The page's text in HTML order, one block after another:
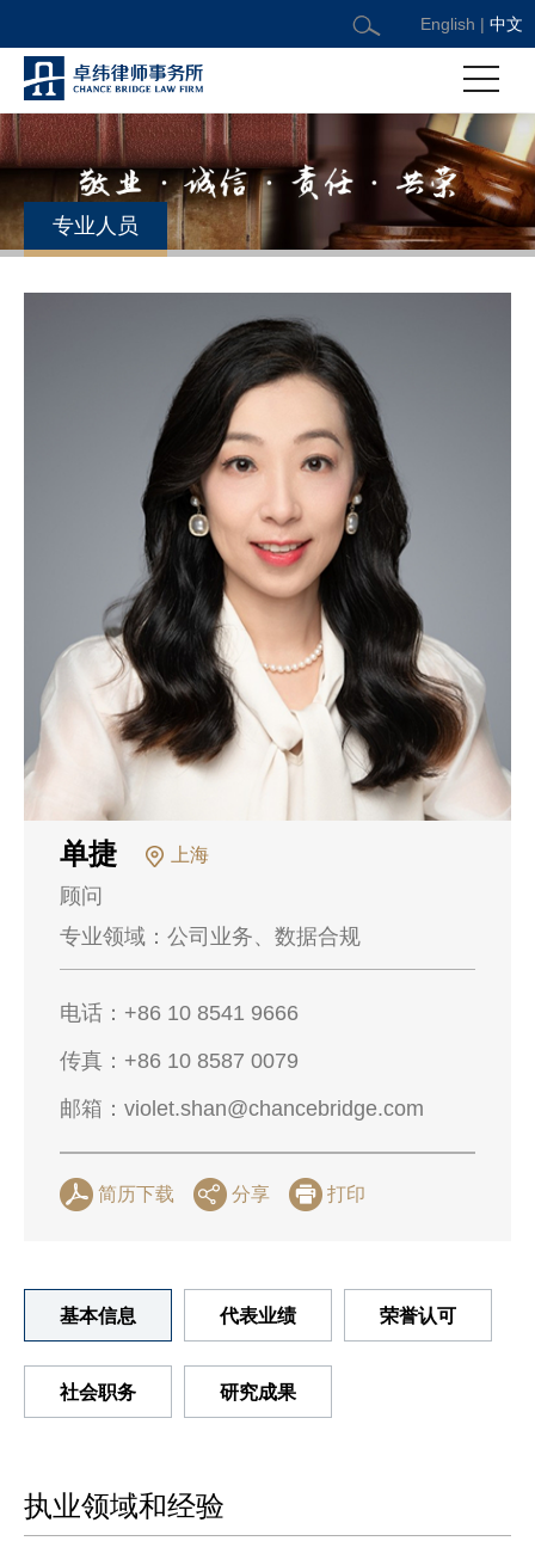
English | 中文
专业人员
单捷 上海
顾问
专业领域： 公司业务、数据合规
电话： +86 10 8541 9666
传真： +86 10 8587 0079
邮箱： violet.shan@chancebridge.com
简历下载 分享 打印
基本信息 代表业绩 荣誉认可
社会职务 研究成果
执业领域和经验